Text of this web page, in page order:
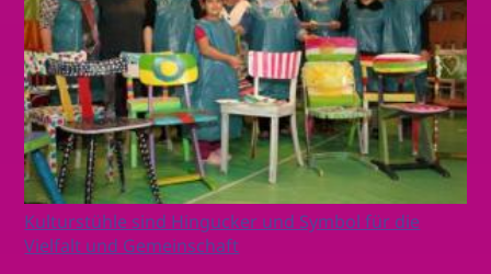
Kulturstühle sind Hingucker und Symbol für die
Vielfalt und Gemeinschaft